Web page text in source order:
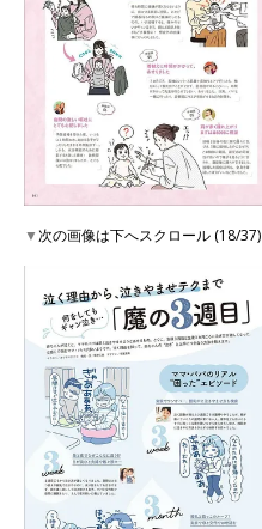
▼次の画像は下へスクロール (18/37)